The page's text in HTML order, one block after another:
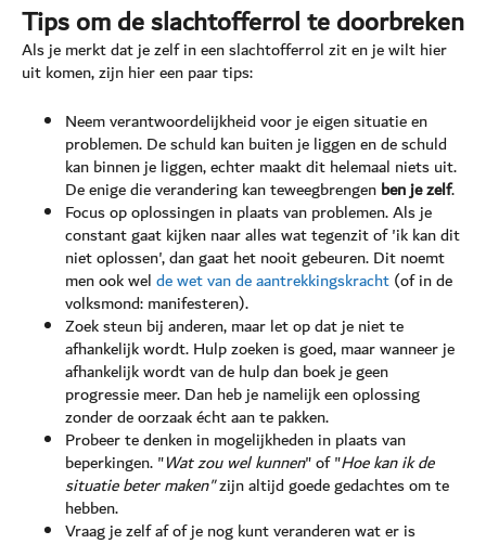
Tips om de slachtofferrol te doorbreken
Als je merkt dat je zelf in een slachtofferrol zit en je wilt hier
uit komen, zijn hier een paar tips:
Neem verantwoordelijkheid voor je eigen situatie en
problemen. De schuld kan buiten je liggen en de schuld
kan binnen je liggen, echter maakt dit helemaal niets uit.
De enige die verandering kan teweegbrengenben je zelf.
Focus op oplossingen in plaats van problemen. Als je
constant gaat kijken naar alles wat tegenzit of 'ik kan dit
niet oplossen', dan gaat het nooit gebeuren. Dit noemt
men ook welde wet van de aantrekkingskracht(of in de
volksmond: manifesteren).
Zoek steun bij anderen, maar let op dat je niet te
afhankelijk wordt. Hulp zoeken is goed, maar wanneer je
afhankelijk wordt van de hulp dan boek je geen
progressie meer. Dan heb je namelijk een oplossing
zonder de oorzaak écht aan te pakken.
Probeer te denken in mogelijkheden in plaats van
beperkingen. "Wat zou wel kunnen" of "Hoe kan ik de
situatie beter maken"zijn altijd goede gedachtes om te
hebben.
Vraag je zelf af of je nog kunt veranderen wat er is